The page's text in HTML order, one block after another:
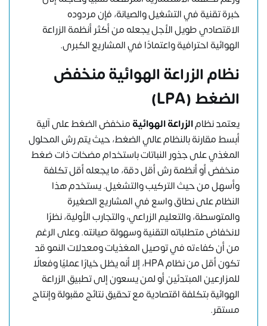
خبرة تقنية في التشغيل والصيانة، فإن مردوده
الاقتصادي طويل الأجل يجعله من أكثر أنظمة الزراعة
الهوائية احترافية واعتمادًا في المشاريع الكبرى.
نظام الزراعة الهوائية منخفض
الضغط (LPA)
يعتمد نظامالزراعة الهوائيةمنخفض الضغط على آلية
أبسط مقارنة بالنظام عالي الضغط، حيث يتم رش المحلول
المغذي على جذور النباتات باستخدام مضخات ذات ضغط
منخفض أو أنظمة رش أقل دقة، ما يجعله أقل تكلفة
وأسهل من حيث التركيب والتشغيل. يستخدم هذا
النظام على نطاق واسع في المشاريع الصغيرة
والمتوسطة، والتعليم الزراعي، والتجارب الأولية، نظرًا
لانخفاض متطلباته التقنية وسهولة صيانته. وعلى الرغم
من أن كفاءته في توصيل المغذيات ومعدلات النمو قد
تكون أقل من نظام HPA، إلا أنه يظل خيارًا عمليًا وفعالًا
للمزارعين المبتدئين أو لمن يسعون إلى تطبيق الزراعة
الهوائية بتكلفة اقتصادية مع تحقيق نتائج مقبولة وإنتاج
مستقر.